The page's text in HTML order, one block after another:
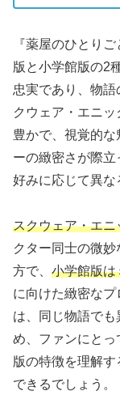
『薬屋のひとり
版と小学館版の2
忠実であり、物
クウェア・エニ
豊かで、視覚的
ーの緻密さが際
好みに応じて異な
スクウェア・エ
クター同士の微
方で、 小学館版は
に向けた緻密な
は、同じ物語で
め、ファンにと
版の特徴を理解
できるでしょう。